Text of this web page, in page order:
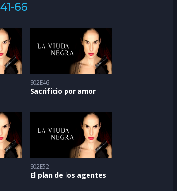
66
S02E46
Sacrificio por amor
S02E52
El plan de los agentes